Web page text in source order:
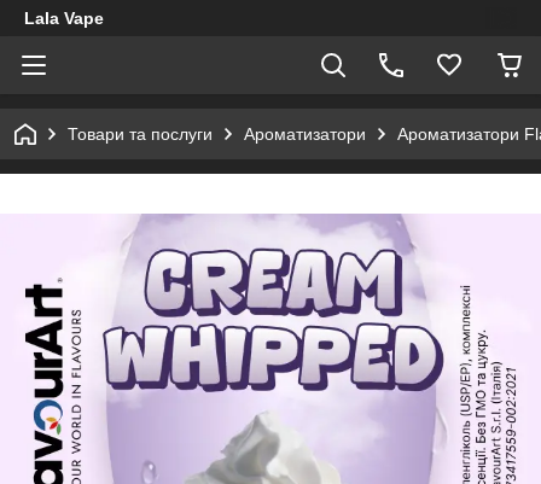
Lala Vape
Товари та послуги Ароматизатори Ароматизатори